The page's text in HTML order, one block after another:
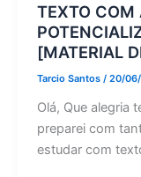
TEXTO COM
[MATERIAL
Tarcio Santos / 20/
Olá, Que alegria
preparei com
estudar com